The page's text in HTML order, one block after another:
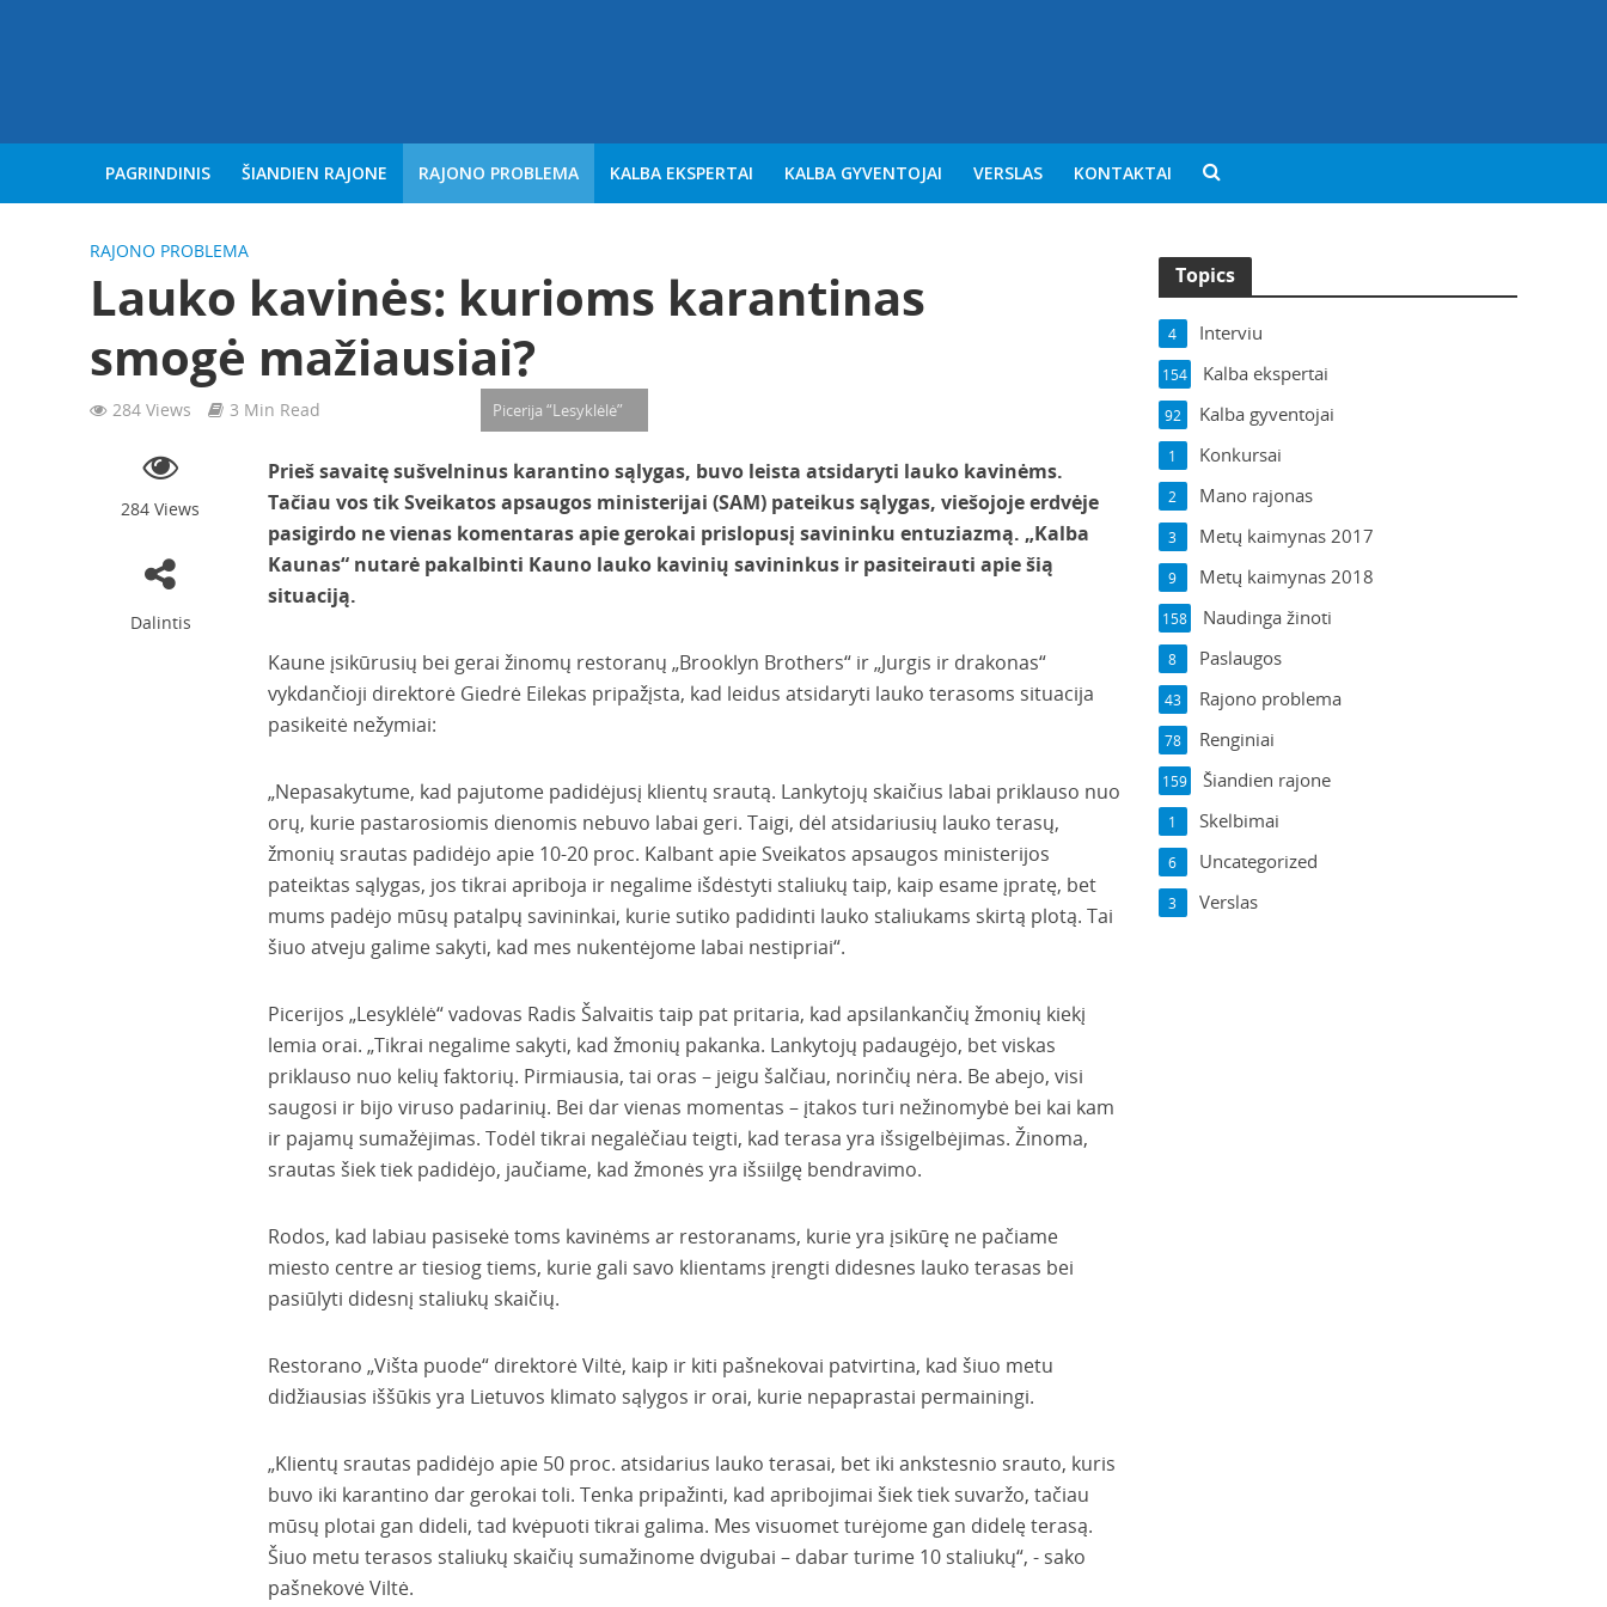
PAGRINDINIS ŠIANDIEN RAJONE RAJONO PROBLEMA KALBA EKSPERTAI KALBA GYVENTOJAI VERSLAS KONTAKTAI
RAJONO PROBLEMA
Lauko kavinės: kurioms karantinas
smogė mažiausiai?
284 Views 3 Min Read
284 Views
Dalintis
Picerija “Lesyklėlė”
Prieš savaitę sušvelninus karantino sąlygas, buvo leista atsidaryti lauko kavinėms.
Tačiau vos tik Sveikatos apsaugos ministerijai (SAM) pateikus sąlygas, viešojoje erdvėje
pasigirdo ne vienas komentaras apie gerokai prislopusį savininku entuziazmą. „Kalba
Kaunas“ nutarė pakalbinti Kauno lauko kavinių savininkus ir pasiteirauti apie šią
situaciją.
Kaune įsikūrusių bei gerai žinomų restoranų „Brooklyn Brothers“ ir „Jurgis ir drakonas“
vykdančioji direktorė Giedrė Eilekas pripažįsta, kad leidus atsidaryti lauko terasoms situacija
pasikeitė nežymiai:
„Nepasakytume, kad pajutome padidėjusį klientų srautą. Lankytojų skaičius labai priklauso nuo
orų, kurie pastarosiomis dienomis nebuvo labai geri. Taigi, dėl atsidariusių lauko terasų,
žmonių srautas padidėjo apie 10-20 proc. Kalbant apie Sveikatos apsaugos ministerijos
pateiktas sąlygas, jos tikrai apriboja ir negalime išdėstyti staliukų taip, kaip esame įpratę, bet
mums padėjo mūsų patalpų savininkai, kurie sutiko padidinti lauko staliukams skirtą plotą. Tai
šiuo atveju galime sakyti, kad mes nukentėjome labai nestipriai“.
Picerijos „Lesyklėlė“ vadovas Radis Šalvaitis taip pat pritaria, kad apsilankančių žmonių kiekį
lemia orai. „Tikrai negalime sakyti, kad žmonių pakanka. Lankytojų padaugėjo, bet viskas
priklauso nuo kelių faktorių. Pirmiausia, tai oras – jeigu šalčiau, norinčių nėra. Be abejo, visi
saugosi ir bijo viruso padarinių. Bei dar vienas momentas – įtakos turi nežinomybė bei kai kam
ir pajamų sumažėjimas. Todėl tikrai negalėčiau teigti, kad terasa yra išsigelbėjimas. Žinoma,
srautas šiek tiek padidėjo, jaučiame, kad žmonės yra išsiilgę bendravimo.
Rodos, kad labiau pasisekė toms kavinėms ar restoranams, kurie yra įsikūrę ne pačiame
miesto centre ar tiesiog tiems, kurie gali savo klientams įrengti didesnes lauko terasas bei
pasiūlyti didesnį staliukų skaičių.
Restorano „Višta puode“ direktorė Viltė, kaip ir kiti pašnekovai patvirtina, kad šiuo metu
didžiausias iššūkis yra Lietuvos klimato sąlygos ir orai, kurie nepaprastai permainingi.
„Klientų srautas padidėjo apie 50 proc. atsidarius lauko terasai, bet iki ankstesnio srauto, kuris
buvo iki karantino dar gerokai toli. Tenka pripažinti, kad apribojimai šiek tiek suvaržo, tačiau
mūsų plotai gan dideli, tad kvėpuoti tikrai galima. Mes visuomet turėjome gan didelę terasą.
Šiuo metu terasos staliukų skaičių sumažinome dvigubai – dabar turime 10 staliukų“, - sako
pašnekovė Viltė.
Topics
Interviu
4
Kalba ekspertai
154
Kalba gyventojai
92
Konkursai
1
Mano rajonas
2
Metų kaimynas 2017
3
Metų kaimynas 2018
9
Naudinga žinoti
158
Paslaugos
8
Rajono problema
43
Renginiai
78
Šiandien rajone
159
Skelbimai
1
Uncategorized
6
Verslas
3